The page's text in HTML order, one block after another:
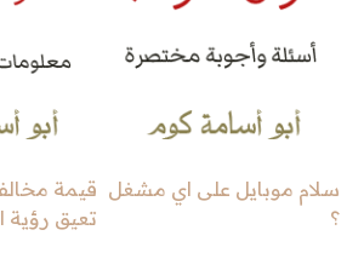
سلام موبايل على اي مشغل
؟
قيمة
تعيق رؤية